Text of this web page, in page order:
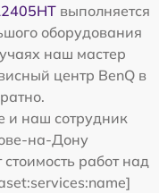
выполняется
оборудования
наш мастер
центр BenQ в
и наш сотрудник
на-Дону
работ над